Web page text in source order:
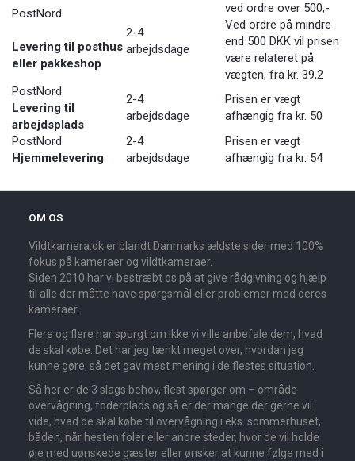
PostNord
2-4
arbejdsdage
ved ordre over 500,-
Ved ordre på mindre
end 500 DKK vil prisen
være relateret på
vægten, fra kr. 39,2
Levering til posthus
eller pakkeshop
PostNord
2-4
arbejdsdage
Prisen er vægt
afhængig fra kr. 50
Levering til
arbejdsplads
PostNord
2-4
arbejdsdage
Prisen er vægt
afhængig fra kr. 54
Hjemmelevering
OM OS
Vildtkamera.dk er blandt Danmarks ældste sider med 100%
fokus på kameraer og vildtkameraer.
Siden 2010 har vi bestræbt os på at give rådgivning og hjælp
til alle der måtte have spørgsmål eller problemer med deres
kameraer.
Flere og flere har spurgt om ikke vi ville anbefale dem, hvad
de skal købe. Det har jeg tænkt meget over, hvordan jeg
kunne gøre, så det gav mest mening i de flestes situation.
Så her er de 3 slags behov, flest spørger om – område
overvågning, foderplads og så er der mange der gerne vil
vide, hvad de skal købe til overvågning i eks. sommerhuset,
båden, når hesten foler eller andre steder, hvor de vil holde
øje med uønskede gæster eller ønsker at kunne følge med i